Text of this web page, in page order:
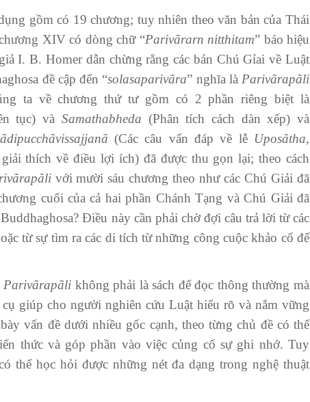
gồm có 19 chương; tuy nhiên theo văn bản của Thái
XIV có dòng chữ “Parivãrarn nitthitam” báo hiệu
I. B. Homer dẫn chừng rằng các bản Chú Gỉai về Luật
đề cập đến “solasaparivãra” nghĩa là Parivãrapãli
ta về chương thứ tư gồm có 2 phần riêng biệt là
tục) và Samathabheda (Phân tích cách dàn xếp) và
issajjanã(Các câu vấn đáp về lễ Uposãtha,
thích về điều lợi ích) đã được thu gọn lại; theo cách
livới mười sáu chương theo như các Chú Giải đã
cuối của cả hai phần Chánh Tạng và Chú Giải đã
Điều này cần phải chờ đợi câu trả lời từ các
từ sự tìm ra các di tích từ những công cuộc khảo cổ để
Parivãrapãli không phải là sách để đọc thông thường mà
giúp cho người nghiên cứu Luật hiểu rõ và nắm vững
vấn đề dưới nhiều gốc cạnh, theo từng chủ đề có thể
thức và góp phần vào việc củng cố sự ghi nhớ. Tuy
thể học hỏi được những nét đa dạng trong nghệ thuật